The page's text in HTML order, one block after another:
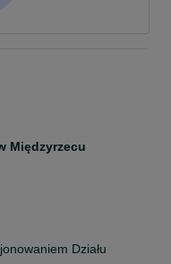
Międzyrzecu
Działu